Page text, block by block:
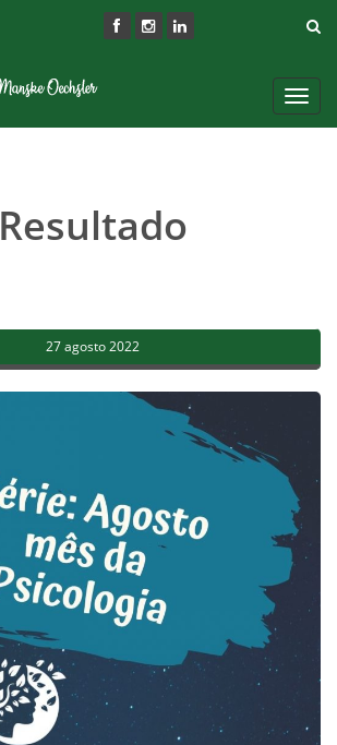
Resultado
27 agosto 2022